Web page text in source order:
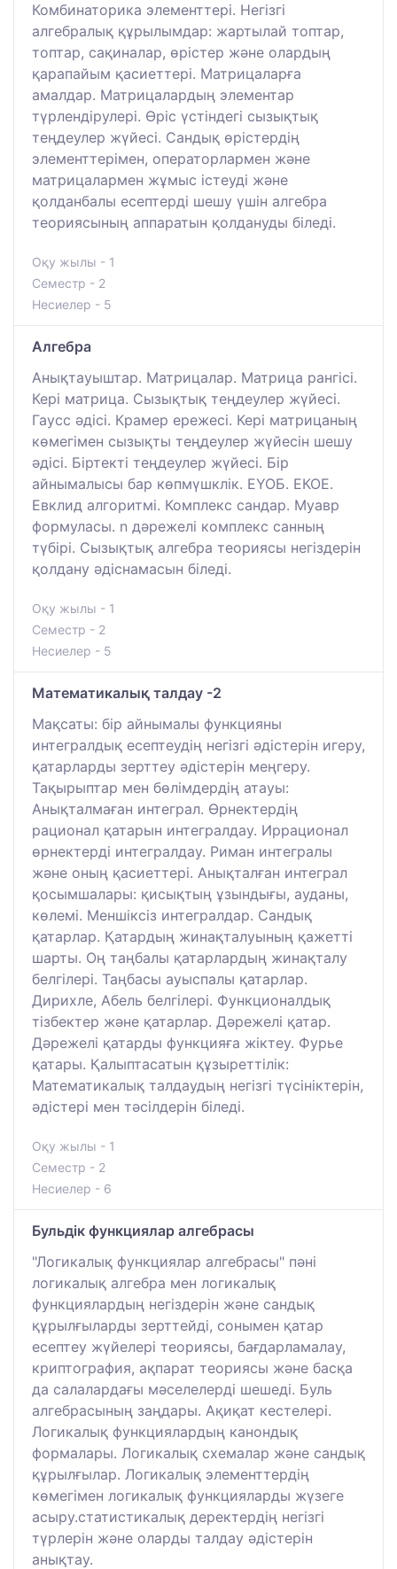
Комбинаторика элементтері. Негізгі
алгебралық құрылымдар: жартылай топтар,
топтар, сақиналар, өрістер және олардың
қарапайым қасиеттері. Матрицаларға
амалдар. Матрицалардың элементар
түрлендірулері. Өріс үстіндегі сызықтық
теңдеулер жүйесі. Сандық өрістердің
элементтерімен, операторлармен және
матрицалармен жұмыс істеуді және
қолданбалы есептерді шешу үшін алгебра
теориясының аппаратын қолдануды біледі.
Оқу жылы - 1
Семестр - 2
Несиелер - 5
Алгебра
Анықтауыштар. Матрицалар. Матрица рангісі.
Кері матрица. Сызықтық теңдеулер жүйесі.
Гаусс әдісі. Крамер ережесі. Кері матрицаның
көмегімен сызықты теңдеулер жүйесін шешу
әдісі. Біртекті теңдеулер жүйесі. Бір
айнымалысы бар көпмүшклік. ЕҮОБ. ЕКОЕ.
Евклид алгоритмі. Комплекс сандар. Муавр
формуласы. n дәрежелі комплекс санның
түбірі. Сызықтық алгебра теориясы негіздерін
қолдану әдіснамасын біледі.
Оқу жылы - 1
Семестр - 2
Несиелер - 5
Математикалық талдау -2
Мақсаты: бір айнымалы функцияны
интегралдық есептеудің негізгі әдістерін игеру,
қатарларды зерттеу әдістерін меңгеру.
Тақырыптар мен бөлімдердің атауы:
Анықталмаған интеграл. Өрнектердің
рационал қатарын интегралдау. Иррационал
өрнектерді интегралдау. Риман интегралы
және оның қасиеттері. Анықталған интеграл
қосымшалары: қисықтың ұзындығы, ауданы,
көлемі. Меншіксіз интегралдар. Сандық
қатарлар. Қатардың жинақталуының қажетті
шарты. Оң таңбалы қатарлардың жинақталу
белгілері. Таңбасы ауыспалы қатарлар.
Дирихле, Абель белгілері. Функционалдық
тізбектер және қатарлар. Дәрежелі қатар.
Дәрежелі қатарды функцияға жіктеу. Фурье
қатары. Қалыптасатын құзыреттілік:
Математикалық талдаудың негізгі түсініктерін,
әдістері мен тәсілдерін біледі.
Оқу жылы - 1
Семестр - 2
Несиелер - 6
Бульдік функциялар алгебрасы
"Логикалық функциялар алгебрасы" пәні
логикалық алгебра мен логикалық
функциялардың негіздерін және сандық
құрылғыларды зерттейді, сонымен қатар
есептеу жүйелері теориясы, бағдарламалау,
криптография, ақпарат теориясы және басқа
да салалардағы мәселелерді шешеді. Буль
алгебрасының заңдары. Ақиқат кестелері.
Логикалық функциялардың канондық
формалары. Логикалық схемалар және сандық
құрылғылар. Логикалық элементтердің
көмегімен логикалық функцияларды жүзеге
асыру.статистикалық деректердің негізгі
түрлерін және оларды талдау әдістерін
анықтау.